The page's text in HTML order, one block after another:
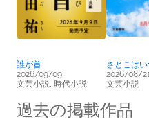
誰が首
2026/09/09
文芸小説, 時代小説
さとこはい
2026/08/
文芸小説
過去の掲載作品